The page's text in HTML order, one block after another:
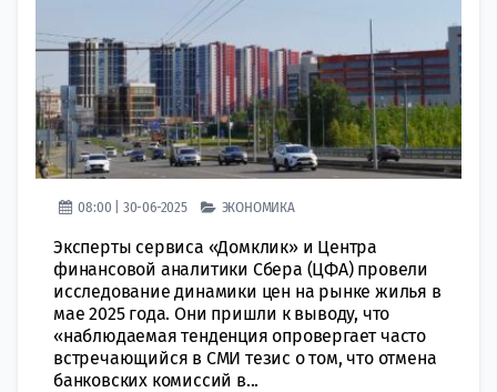
08:00 | 30-06-2025 ЭКОНОМИКА
Эксперты сервиса «Домклик» и Центра
финансовой аналитики Сбера (ЦФА) провели
исследование динамики цен на рынке жилья в
мае 2025 года. Они пришли к выводу, что
«наблюдаемая тенденция опровергает часто
встречающийся в СМИ тезис о том, что отмена
банковских комиссий в...